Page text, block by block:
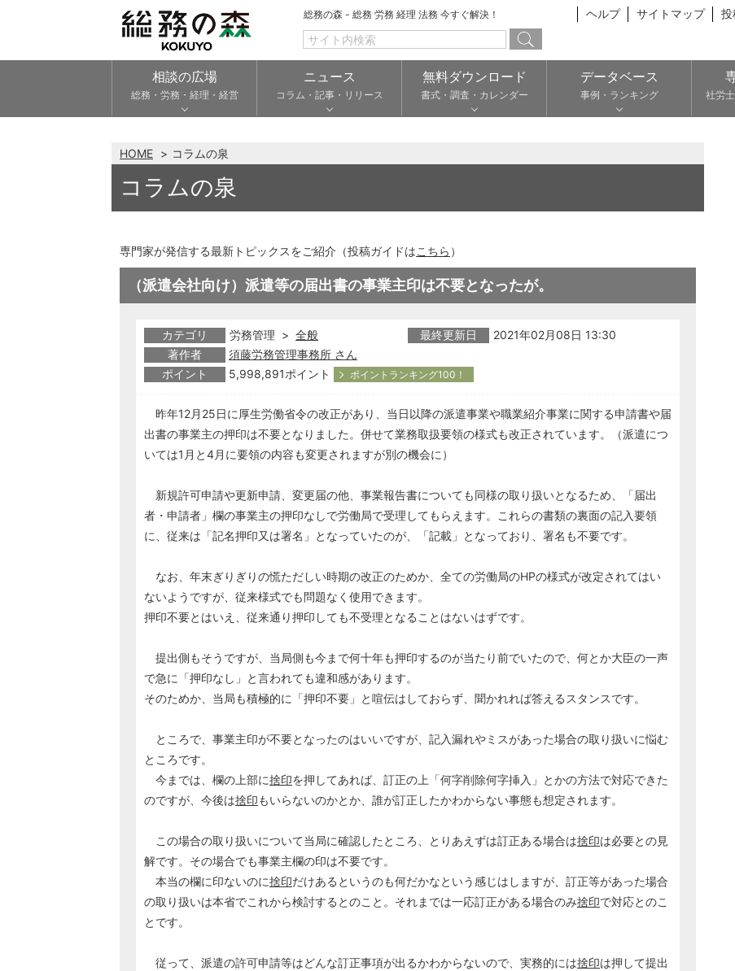
総務の森 - 総務 労務 経理 法務 今すぐ解決！ ヘルプ サイトマップ 投
相談の広場
総務・労務・経理・経営
ニュース
コラム・記事・リリース
無料ダウンロード
書式・調査・カレンダー
データベース
事例・ランキング 社労
HOME コラムの泉
コラムの泉
専門家が発信する最新トピックスをご紹介（投稿ガイドはこちら ）
（派遣会社向け）派遣等の届出書の事業主印は不要となったが。
カテゴリ 労務管理 > 全般 最終更新日
2021年02月08日 13:30
著作者
須藤労務管理事務所 さん
ポイント
5,998,891ポイント ポイントランキング100！
昨年12月25日に厚生労働省令の改正があり、当日以降の派遣事業や職業紹介事業に関する申請書や届
出書の事業主の押印は不要となりました。併せて業務取扱要領の様式も改正されています。（派遣につ
いては1月と4月に要領の内容も変更されますが別の機会に）
新規許可申請や更新申請、変更届の他、事業報告書についても同様の取り扱いとなるため、「届出
者・申請者」欄の事業主の押印なしで労働局で受理してもらえます。これらの書類の裏面の記入要領
に、従来は「記名押印又は署名」となっていたのが、「記載」となっており、署名も不要です。
なお、年末ぎりぎりの慌ただしい時期の改正のためか、全ての労働局のHPの様式が改定されてはい
ないようですが、従来様式でも問題なく使用できます。
押印不要とはいえ、従来通り押印しても不受理となることはないはずです。
提出側もそうですが、当局側も今まで何十年も押印するのが当たり前でいたので、何とか大臣の一声
で急に「押印なし」と言われても違和感があります。
そのためか、当局も積極的に「押印不要」と喧伝はしておらず、聞かれれば答えるスタンスです。
ところで、事業主印が不要となったのはいいですが、記入漏れやミスがあった場合の取り扱いに悩む
ところです。
今までは、欄の上部に捨印を押してあれば、訂正の上「何字削除何字挿入」とかの方法で対応できた
のですが、今後は捨印もいらないのかとか、誰が訂正したかわからない事態も想定されます。
この場合の取り扱いについて当局に確認したところ、とりあえずは訂正ある場合は捨印は必要との見
解です。その場合でも事業主欄の印は不要です。
本当の欄に印ないのに捨印だけあるというのも何だかなという感じはしますが、訂正等があった場合
の取り扱いは本省でこれから検討するとのこと。それまでは一応訂正がある場合のみ捨印で対応とのこ
とです。
従って、派遣の許可申請等はどんな訂正事項が出るかわからないので、実務的には捨印は押して提出